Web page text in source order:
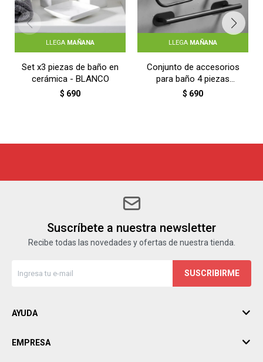
LLEGA MAÑANA
Set x3 piezas de baño en
cerámica - BLANCO
$ 690
LLEGA MAÑANA
Conjunto de accesorios
para baño 4 piezas
adhesivas - NEGRO
$ 690
Suscríbete a nuestra newsletter
Recibe todas las novedades y ofertas de nuestra tienda.
SUSCRIBIRME
AYUDA
EMPRESA